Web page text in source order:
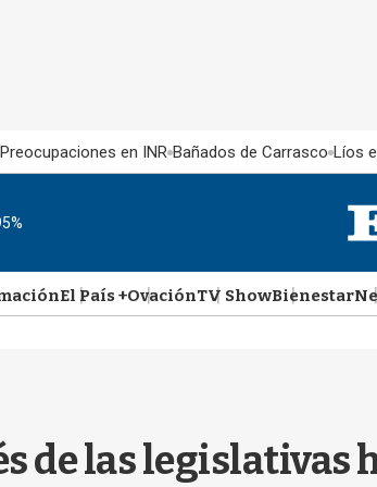
Preocupaciones en INR Bañados de Carrasco Líos
El País +OvaciónTV ShowBienestar
de las